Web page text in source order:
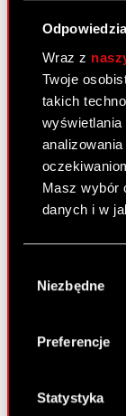
Wraz z
Twoje
takich
Masz wybór
danych i w
palca)
zgody
Niezbędne
Preferencje
Statystyka
PDF
Raport
11 maja 2011
PDF
PDF